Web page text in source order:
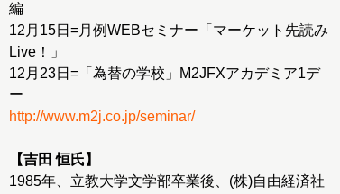
編
12月15日=月例WEBセミナー「マーケット先読み
Live！」
12月23日=「為替の学校」M2JFXアカデミア1デ
http://www.m2j.co.jp/seminar/
【吉田 恒氏】
1985年、立教大学文学部卒業後、(株)自由経済社